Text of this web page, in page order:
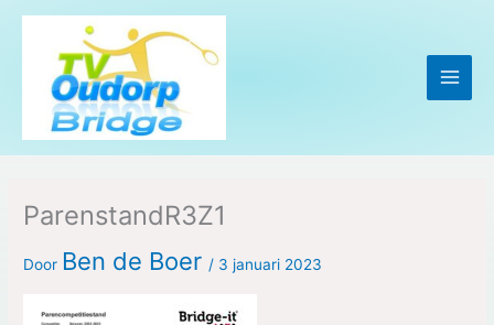
Ga
inhoud
ParenstandR3Z1
Door Ben de Boer / 3 januari 2023